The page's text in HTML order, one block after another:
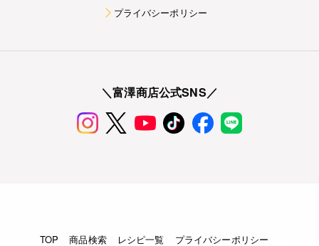
プライバシーポリシー
＼富澤商店公式SNS／
TOP 商品検索 レシピ一覧
プライバシーポリシー